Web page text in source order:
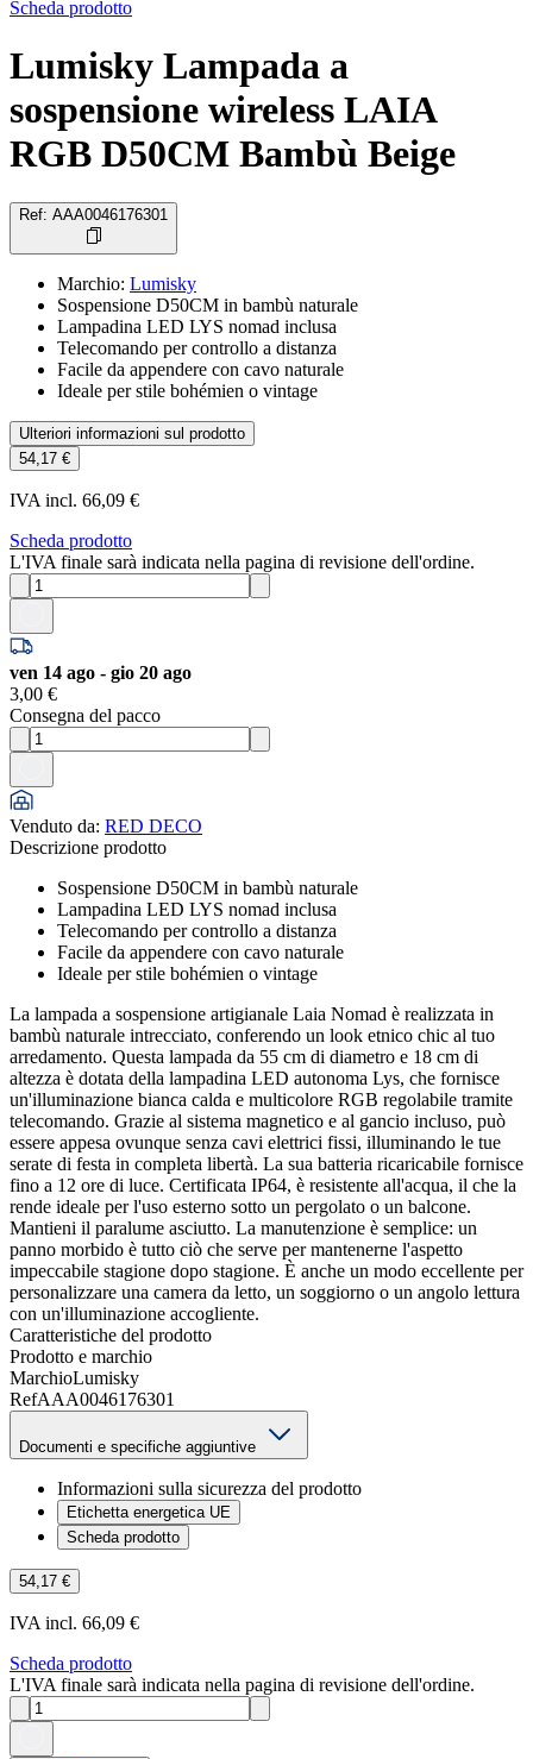
Scheda prodotto
Lumisky Lampada a
sospensione wireless LAIA
RGB D50CM Bambù Beige
Ref: AAA0046176301
Marchio: Lumisky
Sospensione D50CM in bambù naturale
Lampadina LED LYS nomad inclusa
Telecomando per controllo a distanza
Facile da appendere con cavo naturale
Ideale per stile bohémien o vintage
Ulteriori informazioni sul prodotto
54,17 €
IVA incl. 66,09 €
Scheda prodotto
L'IVA finale sarà indicata nella pagina di revisione dell'ordine.
ven 14 ago - gio 20 ago
3,00 €
Consegna del pacco
Venduto da: RED DECO
Descrizione prodotto
Sospensione D50CM in bambù naturale
Lampadina LED LYS nomad inclusa
Telecomando per controllo a distanza
Facile da appendere con cavo naturale
Ideale per stile bohémien o vintage
La lampada a sospensione artigianale Laia Nomad è realizzata in
bambù naturale intrecciato, conferendo un look etnico chic al tuo
arredamento. Questa lampada da 55 cm di diametro e 18 cm di
altezza è dotata della lampadina LED autonoma Lys, che fornisce
un'illuminazione bianca calda e multicolore RGB regolabile tramite
telecomando. Grazie al sistema magnetico e al gancio incluso, può
essere appesa ovunque senza cavi elettrici fissi, illuminando le tue
serate di festa in completa libertà. La sua batteria ricaricabile fornisce
fino a 12 ore di luce. Certificata IP64, è resistente all'acqua, il che la
rende ideale per l'uso esterno sotto un pergolato o un balcone.
Mantieni il paralume asciutto. La manutenzione è semplice: un
panno morbido è tutto ciò che serve per mantenerne l'aspetto
impeccabile stagione dopo stagione. È anche un modo eccellente per
personalizzare una camera da letto, un soggiorno o un angolo lettura
con un'illuminazione accogliente.
Caratteristiche del prodotto
Prodotto e marchio
MarchioLumisky
RefAAA0046176301
Documenti e specifiche aggiuntive
Informazioni sulla sicurezza del prodotto
Etichetta energetica UE
Scheda prodotto
54,17 €
IVA incl. 66,09 €
Scheda prodotto
L'IVA finale sarà indicata nella pagina di revisione dell'ordine.